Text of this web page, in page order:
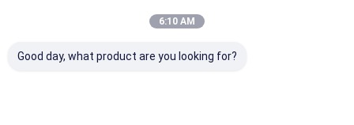
6:10 AM
Good day, what product are you looking for?